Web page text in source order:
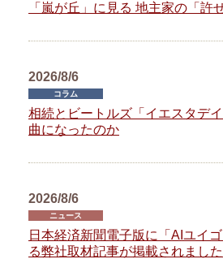
「嵐が丘」に見る 地主家の「許
2026/8/6
コラム
相続とビートルズ「イエスタデ
曲になったのか
2026/8/6
ニュース
日本経済新聞電子版に「AIユイ
る弊社取材記事が掲載されました